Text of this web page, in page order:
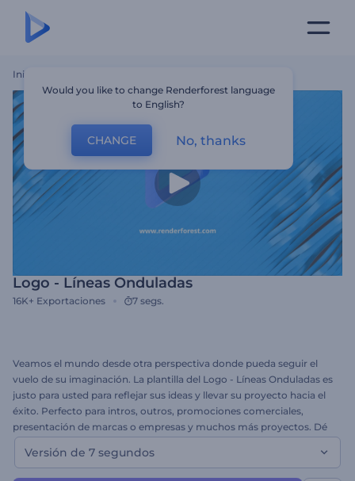
Inicio
Logo - Líneas Onduladas
16K+ Exportaciones 7 segs.
Veamos el mundo desde otra perspectiva donde pueda seguir el
vuelo de su imaginación. La plantilla del Logo - Líneas Onduladas es
justo para usted para reflejar sus ideas y llevar su proyecto hacia el
éxito. Perfecto para intros, outros, promociones comerciales,
presentación de marcas o empresas y muchos más proyectos. Dé
el primer paso hacia el éxito subiendo su logo, cambiando el texto,
añadiendo música y haciendo clic en renderizar. Esta es la versión
Versión de 7 segundos
Would you like to change Renderforest language
to English?
CHANGE No, thanks